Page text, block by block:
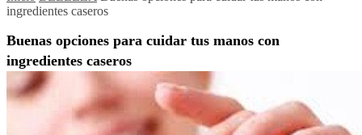
ingredientes caseros
Buenas opciones para cuidar tus manos con
ingredientes caseros